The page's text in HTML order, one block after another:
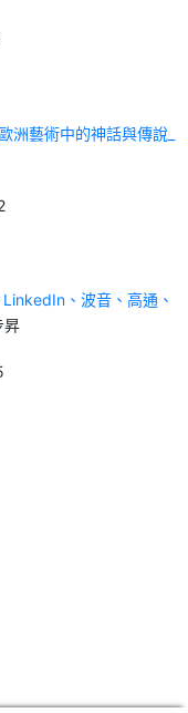
洲藝術中的神話與傳說_
、波音、高通、
提案教父1週談成6千萬
拉夫
昇